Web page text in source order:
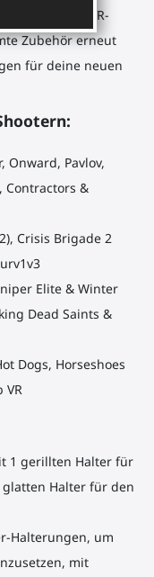
ein neues VR-
Zubehör erneut
für deine neuen
Onward, Pavlov,
Contractors &
Crisis Brigade 2
Elite & Winter
Dead Saints &
Dogs, Horseshoes
VR
1 gerillten Halter für
Halter für den
Halterungen, um
mit